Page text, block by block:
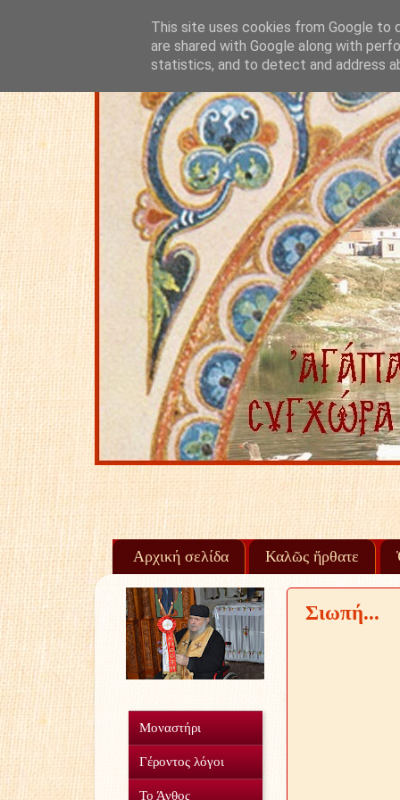
Αρχική σελίδα Καλῶς ἤρθατε
Σιωπή...
Μοναστήρι
Γέροντος λόγοι
Το Άνθος
This site uses cookies from Google to
are shared with Google along with
statistics, and to detect and address